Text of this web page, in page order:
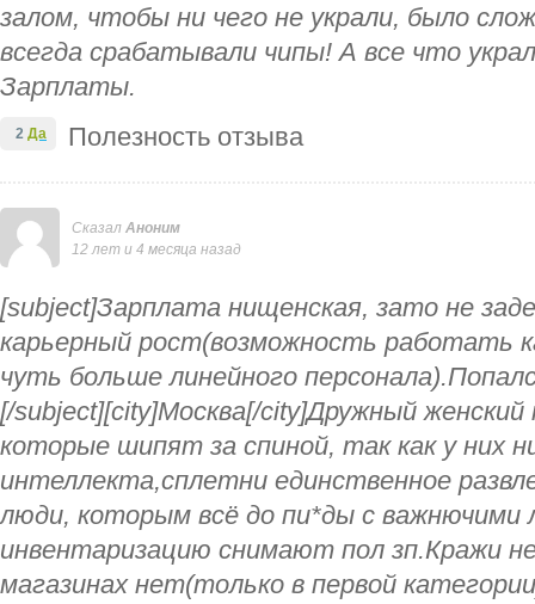
залом, чтобы ни чего не украли, было
всегда срабатывали чипы! А все что
Зарплаты.
Полезность отзыва
2 Да
Сказал Аноним
12 лет и 4 месяца назад
[subject]Зарплата нищенская, зато не
карьерный рост(возможность работать
чуть больше линейного
[/subject][city]Москва[/city]Дружный женский
которые шипят за спиной, так как у них
интеллекта,сплетни единственное
люди, которым всё до пи*ды с важнючими
инвентаризацию снимают пол зп.Кражи
магазинах нет(только в первой